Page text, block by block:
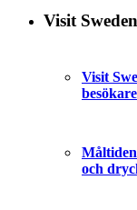
Visit
Visit
besökare
och